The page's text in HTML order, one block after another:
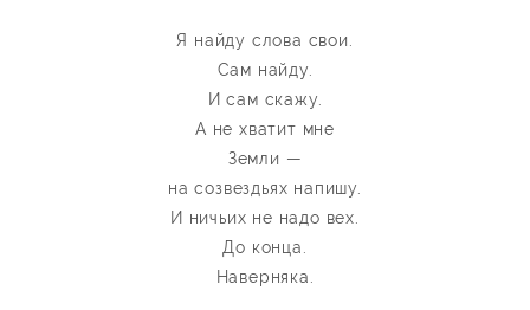
Я найду слова свои.
Сам найду.
И сам скажу.
А не хватит мне
Земли —
на созвездьях напишу.
И ничьих не надо вех.
До конца.
Наверняка.